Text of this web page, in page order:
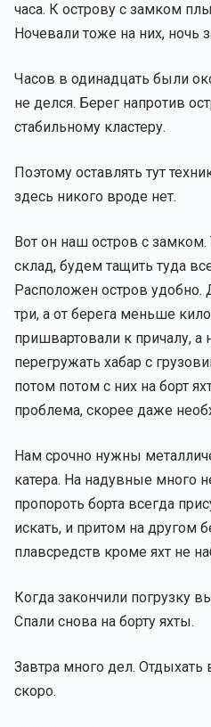
часа. К острову с замком
Ночевали тоже на них, ночь
Часов в одинадцать были
не делся. Берег напротив
стабильному кластеру.
Поэтому оставлять тут
здесь никого вроде нет.
Вот он наш остров с
склад, будем тащить туда
Расположен остров удобно.
три, а от берега меньше
пришвартовали к причалу, а
перегружать хабар с
потом потом с них на борт
проблема, скорее даже
Нам срочно нужны
катера. На надувные много
пропороть борта всегда
искать, и притом на другом
плавсредств кроме яхт не
Когда закончили погрузку
Спали снова на борту яхты.
Завтра много дел. Отдыхать
скоро.